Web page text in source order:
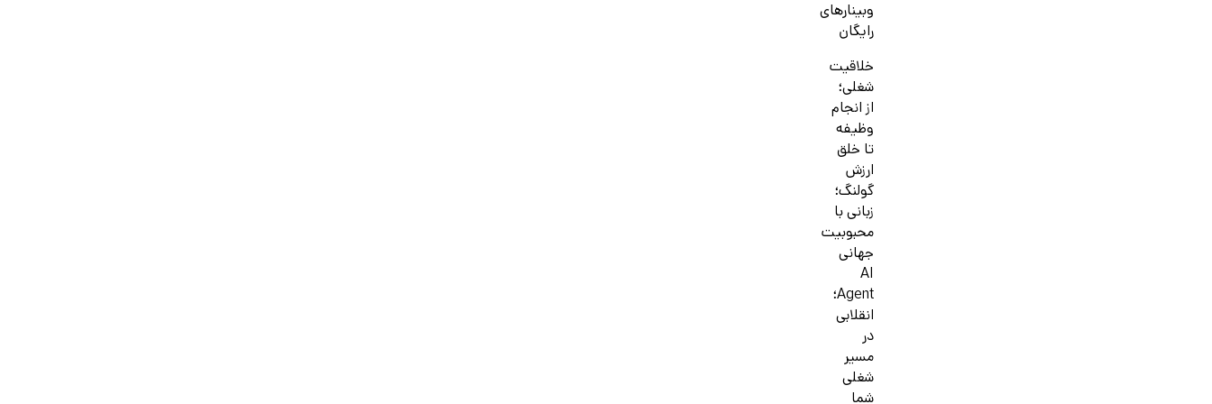
وبینارهای
رایگان
خلاقیت
شغلی؛
از انجام
وظیفه
تا خلق
ارزش
گولنگ؛
زبانی با
محبوبیت
جهانی
AI
Agent؛
انقلابی
در
مسیر
شغلی